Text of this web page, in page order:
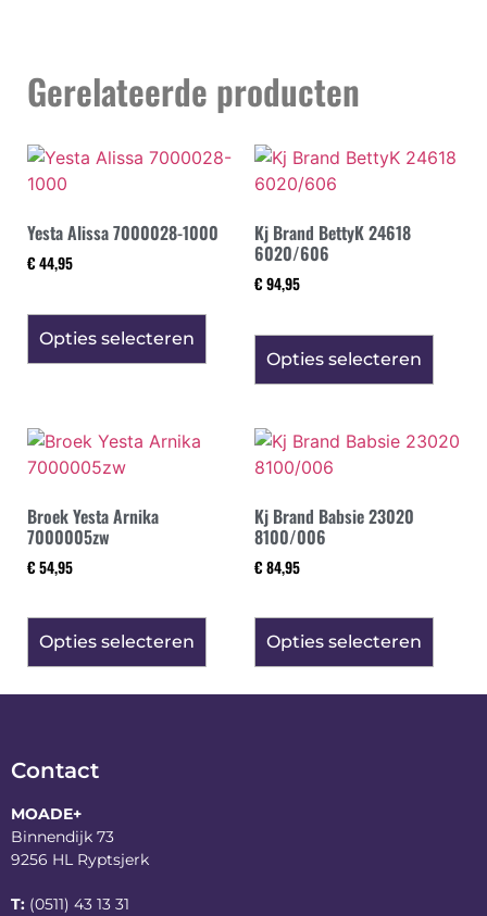
Gerelateerde producten
Yesta Alissa 7000028-1000
€ 44,95
Opties selecteren
Kj Brand BettyK 24618
6020/606
€ 94,95
Opties selecteren
Broek Yesta Arnika
7000005zw
€ 54,95
Opties selecteren
Kj Brand Babsie 23020
8100/006
€ 84,95
Opties selecteren
Contact
MOADE+
Binnendijk 73
9256 HL Ryptsjerk
T: (0511) 43 13 31